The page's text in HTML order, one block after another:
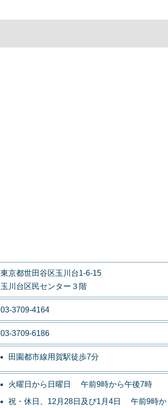
東京都世田谷区玉川台1-6-15
玉川台区民センター３階
03-3709-4164
03-3709-6186
田園都市線用賀駅徒歩7分
火曜日から日曜日 午前9時から午後7時
祝・休日、12月28日及び1月4日 午前9時か